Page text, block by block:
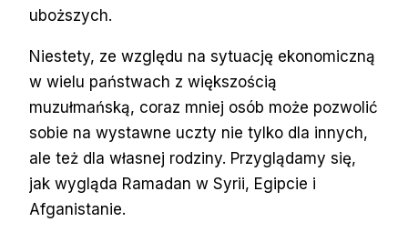
uboższych.
Niestety, ze względu na sytuację ekonomiczną
w wielu państwach z większością
muzułmańską, coraz mniej osób może pozwolić
sobie na wystawne uczty nie tylko dla innych,
ale też dla własnej rodziny. Przyglądamy się,
jak wygląda Ramadan w Syrii, Egipcie i
Afganistanie.